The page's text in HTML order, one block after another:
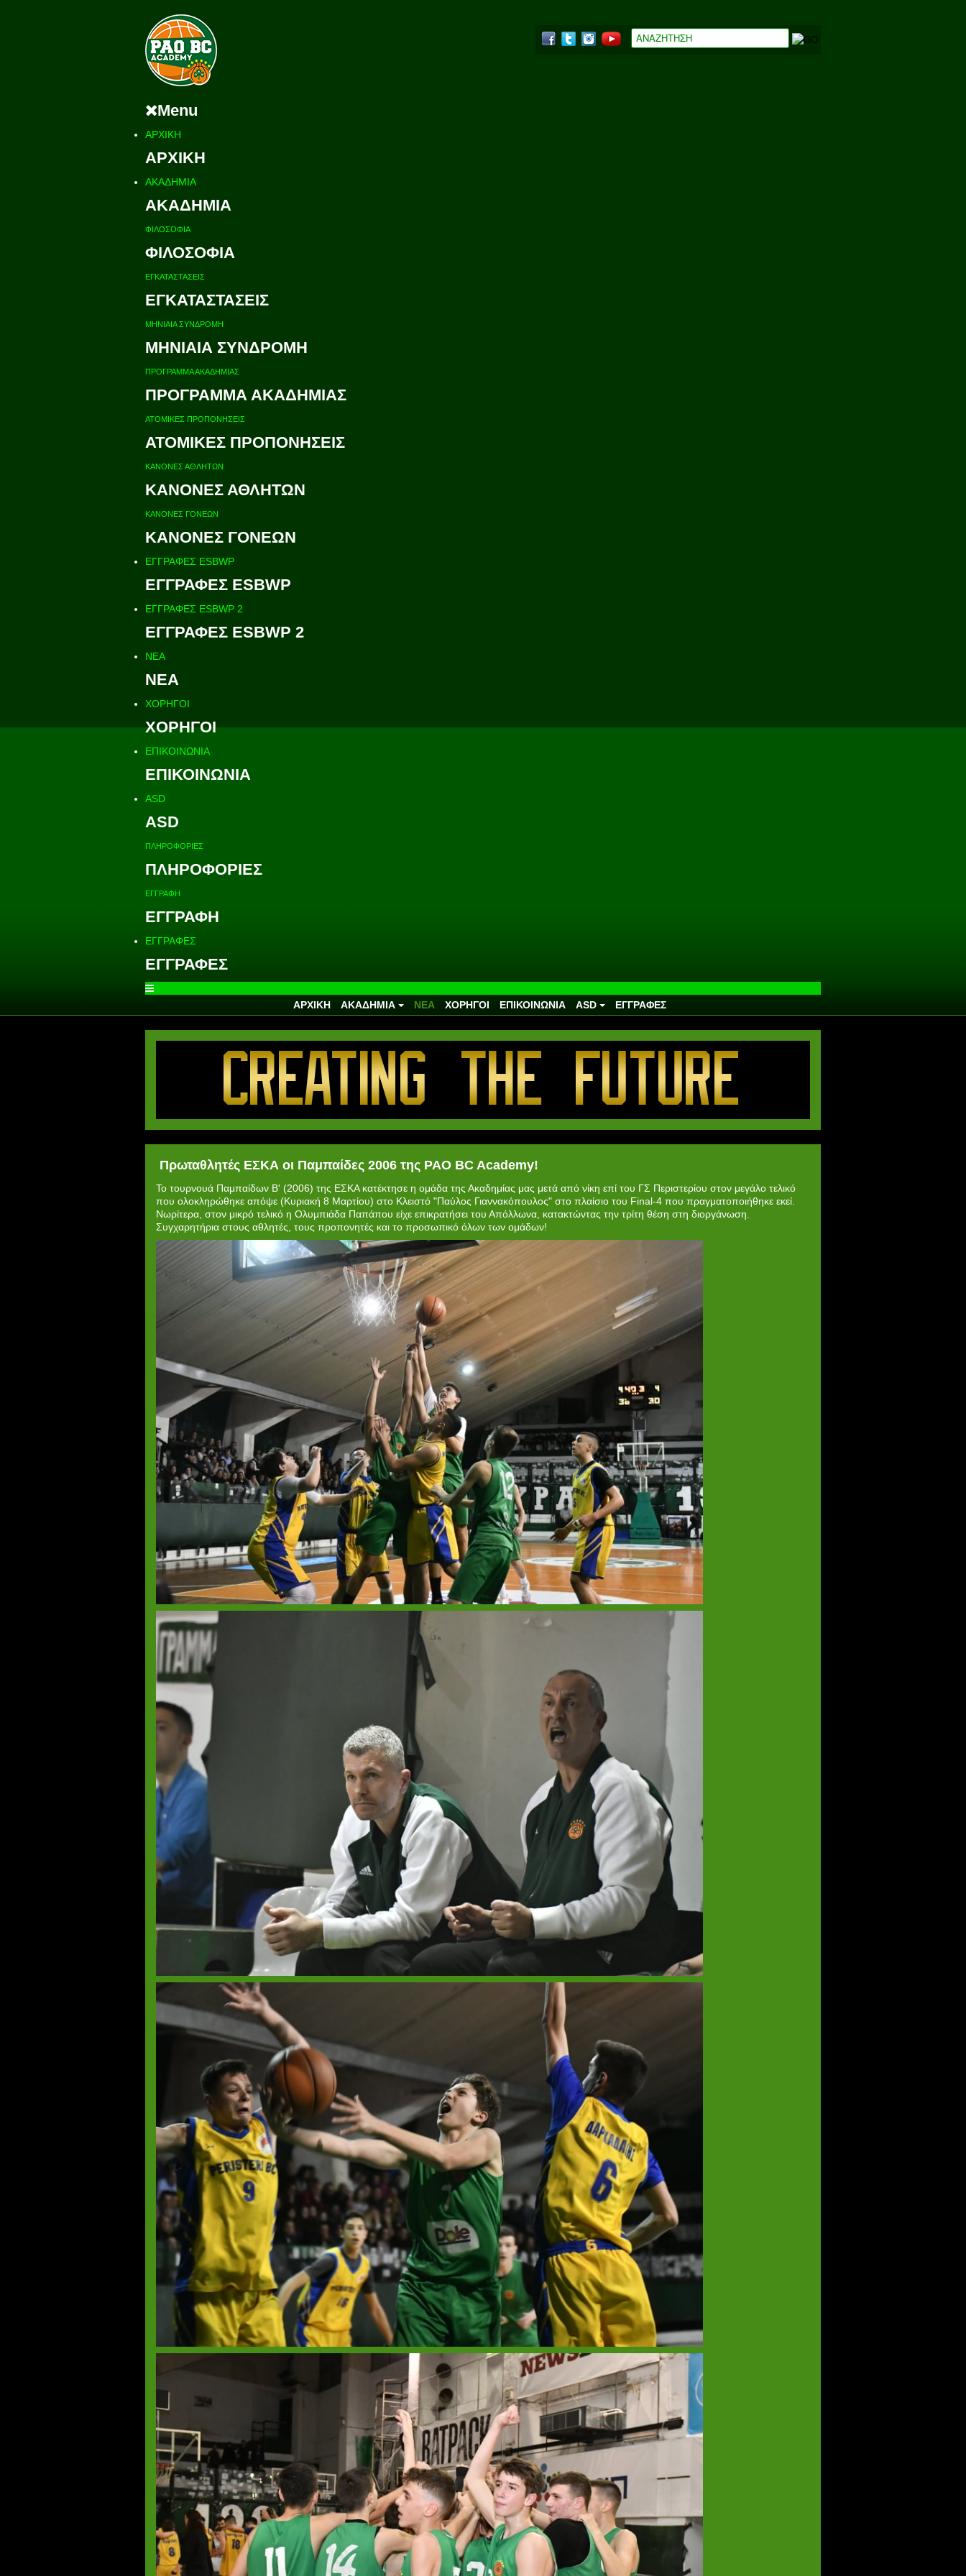
Menu
ΑΡΧΙΚΗ
ΑΡΧΙΚΗ
ΑΚΑΔΗΜΙΑ
ΑΚΑΔΗΜΙΑ
ΦΙΛΟΣΟΦΙΑ
ΦΙΛΟΣΟΦΙΑ
ΕΓΚΑΤΑΣΤΑΣΕΙΣ
ΕΓΚΑΤΑΣΤΑΣΕΙΣ
ΜΗΝΙΑΙΑ ΣΥΝΔΡΟΜΗ
ΜΗΝΙΑΙΑ ΣΥΝΔΡΟΜΗ
ΠΡΟΓΡΑΜΜΑ ΑΚΑΔΗΜΙΑΣ
ΠΡΟΓΡΑΜΜΑ ΑΚΑΔΗΜΙΑΣ
ΑΤΟΜΙΚΕΣ ΠΡΟΠΟΝΗΣΕΙΣ
ΑΤΟΜΙΚΕΣ ΠΡΟΠΟΝΗΣΕΙΣ
ΚΑΝΟΝΕΣ ΑΘΛΗΤΩΝ
ΚΑΝΟΝΕΣ ΑΘΛΗΤΩΝ
ΚΑΝΟΝΕΣ ΓΟΝΕΩΝ
ΚΑΝΟΝΕΣ ΓΟΝΕΩΝ
ΕΓΓΡΑΦΕΣ ESBWP
ΕΓΓΡΑΦΕΣ ESBWP
ΕΓΓΡΑΦΕΣ ESBWP 2
ΕΓΓΡΑΦΕΣ ESBWP 2
ΝΕΑ
ΝΕΑ
ΧΟΡΗΓΟΙ
ΧΟΡΗΓΟΙ
ΕΠΙΚΟΙΝΩΝΙΑ
ΕΠΙΚΟΙΝΩΝΙΑ
ASD
ASD
ΠΛΗΡΟΦΟΡΙΕΣ
ΠΛΗΡΟΦΟΡΙΕΣ
ΕΓΓΡΑΦΗ
ΕΓΓΡΑΦΗ
ΕΓΓΡΑΦΕΣ
ΕΓΓΡΑΦΕΣ
ΑΡΧΙΚΗ ΑΚΑΔΗΜΙΑ ΝΕΑ ΧΟΡΗΓΟΙ ΕΠΙΚΟΙΝΩΝΙΑ ASD ΕΓΓΡΑΦΕΣ
Πρωταθλητές ΕΣΚΑ οι Παμπαίδες 2006 της PAO BC Academy!
Το τουρνουά Παμπαίδων Β' (2006) της ΕΣΚΑ κατέκτησε η ομάδα της Ακαδημίας μας μετά από νίκη επί του ΓΣ Περιστερίου στον μεγάλο τελικό
που ολοκληρώθηκε απόψε (Κυριακή 8 Μαρτίου) στο Κλειστό "Παύλος Γιαννακόπουλος" στο πλαίσιο του Final-4 που πραγματοποιήθηκε εκεί.
Νωρίτερα, στον μικρό τελικό η Ολυμπιάδα Παπάπου είχε επικρατήσει του Απόλλωνα, κατακτώντας την τρίτη θέση στη διοργάνωση.
Συγχαρητήρια στους αθλητές, τους προπονητές και το προσωπικό όλων των ομάδων!